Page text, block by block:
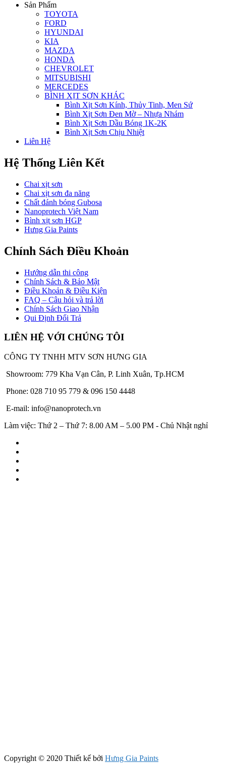
Sản Phẩm
TOYOTA
FORD
HYUNDAI
KIA
MAZDA
HONDA
CHEVROLET
MITSUBISHI
MERCEDES
BÌNH XỊT SƠN KHÁC
Bình Xịt Sơn Kính, Thủy Tinh, Men Sứ
Bình Xịt Sơn Đen Mờ – Nhựa Nhám
Bình Xịt Sơn Dầu Bóng 1K-2K
Bình Xịt Sơn Chịu Nhiệt
Liên Hệ
Hệ Thống Liên Kết
Chai xịt sơn
Chai xịt sơn đa năng
Chất đánh bóng Gubosa
Nanoprotech Việt Nam
Bình xịt sơn HGP
Hưng Gia Paints
Chính Sách Điều Khoản
Hướng dẫn thi công
Chính Sách & Bảo Mật
Điều Khoản & Điều Kiện
FAQ – Câu hỏi và trả lời
Chính Sách Giao Nhận
Qui Định Đổi Trả
LIÊN HỆ VỚI CHÚNG TÔI
CÔNG TY TNHH MTV SƠN HƯNG GIA
Showroom: 779 Kha Vạn Cân, P. Linh Xuân, Tp.HCM
Phone: 028 710 95 779 & 096 150 4448
E-mail: info@nanoprotech.vn
Làm việc: Thứ 2 – Thứ 7: 8.00 AM – 5.00 PM - Chủ Nhật nghỉ
Copyright © 2020 Thiết kế bởi Hưng Gia Paints